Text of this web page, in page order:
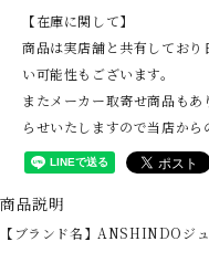
【在庫に関して】
商品は実店舗と共有してお
い可能性もございます。
またメーカー取寄せ商品も
らせいたしますので当店から
商品説明
【ブランド名】ANSHINDOジ